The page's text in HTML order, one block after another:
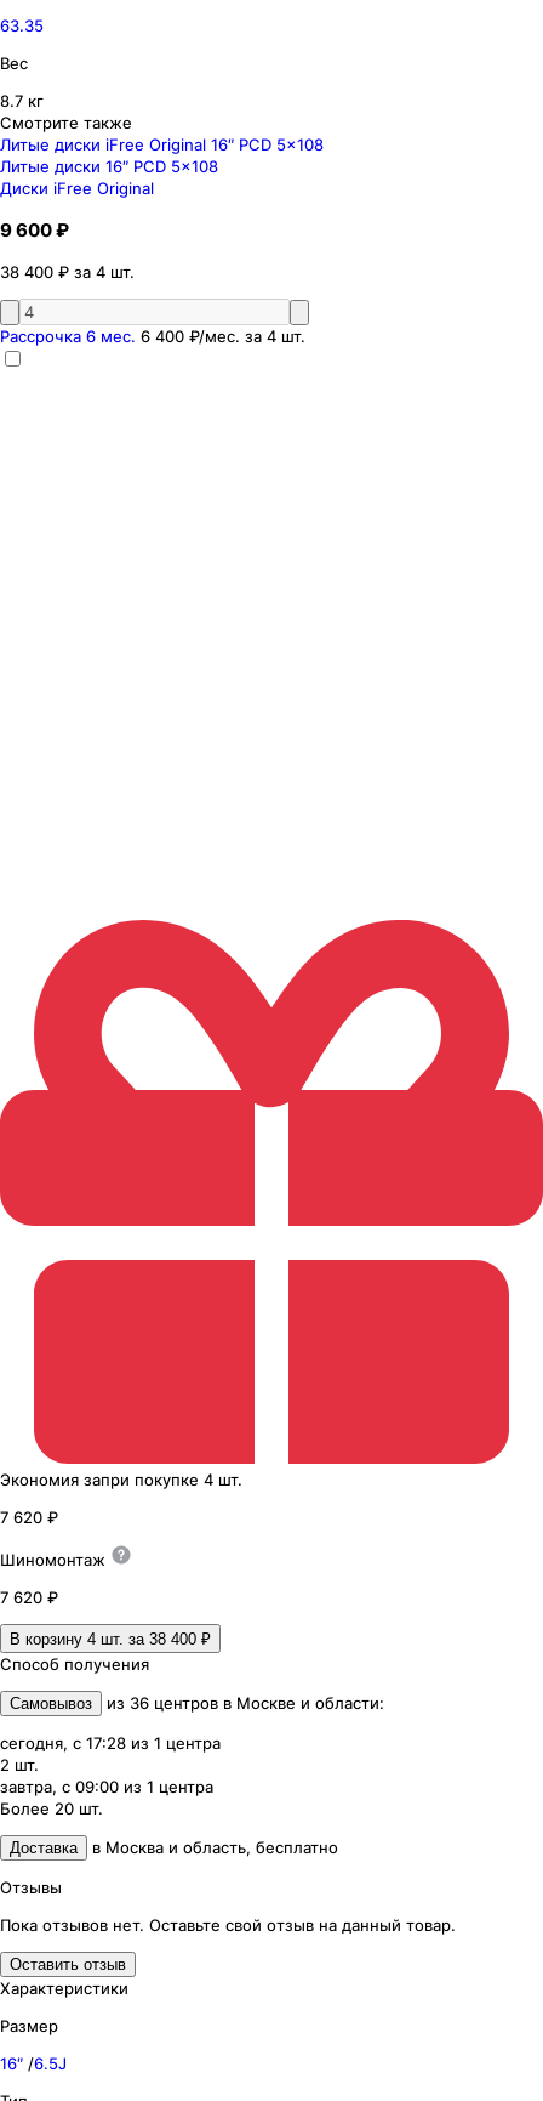
63.35
Вес
8.7 кг
Смотрите также
Литые диски iFree Original 16″ PCD 5x108
Литые диски 16″ PCD 5x108
Диски iFree Original
9 600 ₽
38 400 ₽ за 4 шт.
Рассрочка 6 мес. 6 400 ₽/мес. за 4 шт.
Экономия запри покупке 4 шт.
7 620 ₽
Шиномонтаж
7 620 ₽
В корзину 4 шт. за 38 400 ₽
Способ получения
Самовывоз из 36 центров в Москве и области:
сегодня, с 17:28 из 1 центра
2 шт.
завтра, с 09:00 из 1 центра
Более 20 шт.
Доставка в Москва и область, бесплатно
Отзывы
Пока отзывов нет. Оставьте свой отзыв на данный товар.
Оставить отзыв
Характеристики
Размер
16″ /6.5J